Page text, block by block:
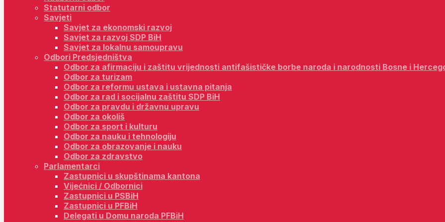
Statutarni odbor
Savjeti
Savjet za ekonomski razvoj
Savjet za razvoj SDP BiH
Savjet za lokalnu samoupravu
Odbori Predsjedništva
Odbor za afirmaciju i zaštitu vrijednosti antifašističke borbe naroda i narodnosti Bosne i
Odbor za turizam
Odbor za reformu ustava i ustavna pitanja
Odbor za rad i socijalnu zaštitu SDP BiH
Odbor za pravdu i državnu upravu
Odbor za okoliš
Odbor za sport i kulturu
Odbor za nauku i tehnologiju
Odbor za obrazovanje i nauku
Odbor za zdravstvo
Parlamentarci
Zastupnici u skupštinama kantona
Vijećnici / Odbornici
Zastupnici u PSBiH
Zastupnici u PFBiH
Delegati u Domu naroda PFBiH